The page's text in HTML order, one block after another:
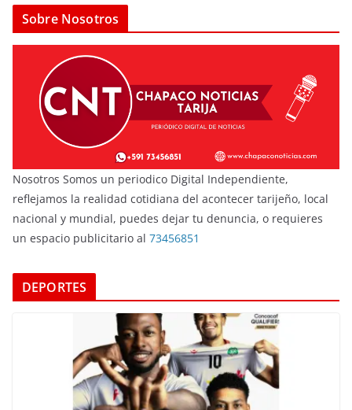
Sobre Nosotros
Nosotros Somos un periodico Digital Independiente,
reflejamos la realidad cotidiana del acontecer tarijeño, local
nacional y mundial, puedes dejar tu denuncia, o requieres
un espacio publicitario al 73456851
DEPORTES